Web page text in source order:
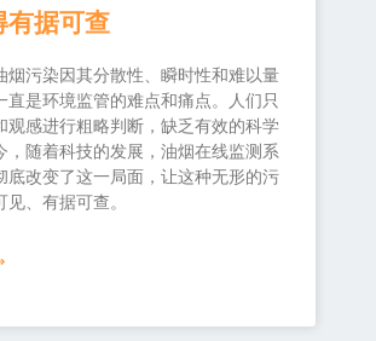
有据可查
烟污染因其分散性、瞬时性和难以量
直是环境监管的难点和痛点。人们只
观感进行粗略判断，缺乏有效的科学
，随着科技的发展，油烟在线监测系
底改变了这一局面，让这种无形的污
、有据可查。